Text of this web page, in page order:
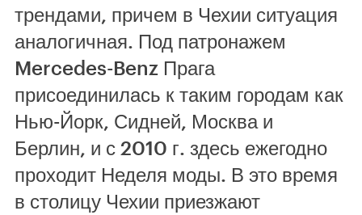
трендами, причем в Чехии ситуация
аналогичная. Под патронажем
Mercedes-Benz Прага
присоединилась к таким городам как
Нью-Йорк, Сидней, Москва и
Берлин, и с 2010 г. здесь ежегодно
проходит Неделя моды. В это время
в столицу Чехии приезжают